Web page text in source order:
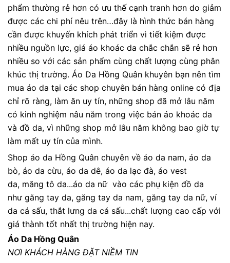
phẩm thường rẻ hơn có ưu thế cạnh tranh hơn do giảm
được các chi phí nêu trên…đây là hình thức bán hàng
cần được khuyến khích phát triển vì tiết kiệm được
nhiều nguồn lực, giá áo khoác da chắc chắn sẽ rẻ hơn
nhiều so với các sản phẩm cùng chất lượng cùng phân
khúc thị trường. Áo Da Hồng Quân khuyên bạn nên tìm
mua áo da tại các shop chuyên bán hàng online có địa
chỉ rõ ràng, làm ăn uy tín, những shop đã mở lâu năm
có kinh nghiệm nâu năm trong việc bán áo khoác da
và đồ da, vì những shop mở lâu năm không bao giờ tự
làm mất uy tín của mình.
Shop áo da Hồng Quân chuyên về áo da nam, áo da
bò, áo da cừu, áo da dê, áo da lạc đà, áo vest
da, măng tô da...áo da nữ vào các phụ kiện đồ da
như găng tay da, găng tay da nam, găng tay da nữ, ví
da cá sấu, thắt lưng da cá sấu...chất lượng cao cấp với
giá thành tốt nhất thị trường hiện nay.
Áo Da Hồng Quân
NƠI KHÁCH HÀNG ĐẶT NIỀM TIN